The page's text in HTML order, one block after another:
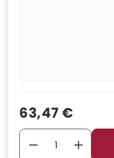
Verkaufspreis
63,47 €